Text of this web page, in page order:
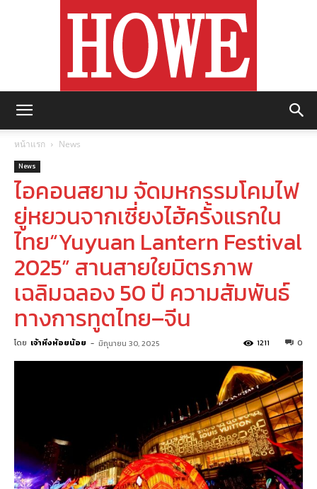
หน้าแรก News
News
ไอคอนสยาม จัดมหกรรมโคมไฟ
ยู่หยวนจากเซี่ยงไฮ้ครั้งแรกใน
ไทย“Yuyuan Lantern Festival
2025” สานสายใยมิตรภาพ
เฉลิมฉลอง 50 ปี ความสัมพันธ์
ทางการทูตไทย–จีน
โดย เจ้าหิ่งห้อยน้อย - มิถุนายน 30, 2025 0
1211